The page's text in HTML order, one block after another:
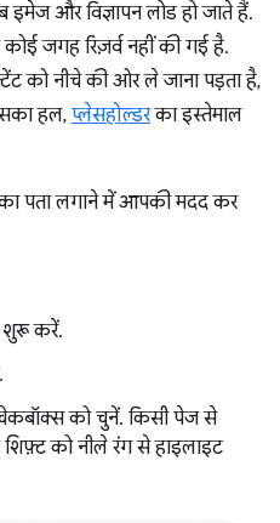
इमेज और विज्ञापन लोड हो जाते हैं.
जगह रिज़र्व नहीं की गई है.
को नीचे की ओर ले जाना पड़ता है,
हल, प्लेसहोल्डरका इस्तेमाल
पता लगाने में आपकी मदद कर
शुरू करें.
को चुनें. किसी पेज से
को नीले रंग से हाइलाइट